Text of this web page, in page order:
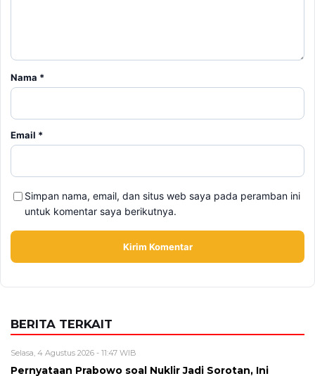
Penjelasan dan Konteks Pidatonya
Demo Peternak Ayam Keluhkan Dampak Mati Listrik,
Selasa, 4 Agustus 2026 - 08:54 WIB